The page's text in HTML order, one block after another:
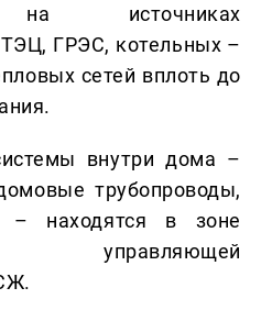
на источниках
ГРЭС, котельных –
сетей вплоть до
внутри дома –
трубопроводы,
– находятся в зоне
управляющей